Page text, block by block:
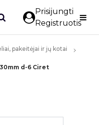
Prisijungti
Registruotis
pakeitėjai ir jų kotai
d-6 Ciret